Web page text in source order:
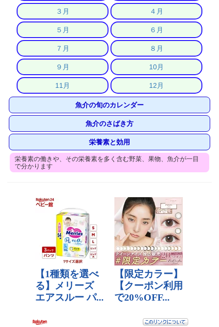
３月 ４月
５月 ６月
７月 ８月
９月 10月
11月 12月
魚介の旬のカレンダー
魚介のさばき方
栄養素と効用
栄養素の働きや、その栄養素を多く含む野菜、果物、魚介が一目
で分かります